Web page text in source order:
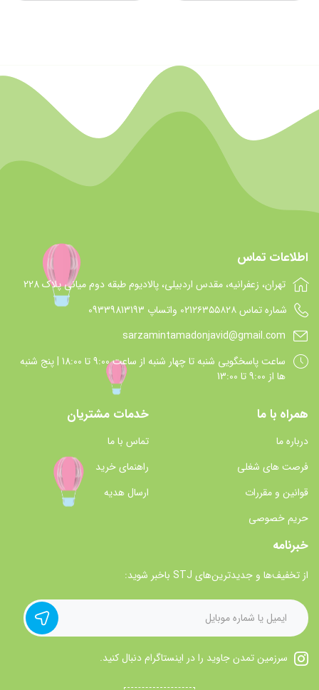
اطلاعات تماس
تهران، زعفرانیه، مقدس اردبیلی، پالادیوم طبقه دوم میانی پلاک 228
شماره تماس 021۲۶۳۵۵۸۲۸ واتساپ 09339813193
sarzamintamadonjavid@gmail.com
ساعت پاسخگويي شنبه تا چهار شنبه از ساعت 9:00 تا 18:00 | پنج شنبه
ها از 9:00 تا 13:00
همراه با ما
درباره ما
فرصت های شغلی
قوانین و مقررات
حریم خصوصی
خدمات مشتریان
تماس با ما
راهنمای خرید
ارسال هدیه
خبرنامه
از تخفیف‌ها و جدیدترین‌های STJ باخبر شوید:
سرزمین تمدن جاوید را در اینستاگرام دنبال کنید.